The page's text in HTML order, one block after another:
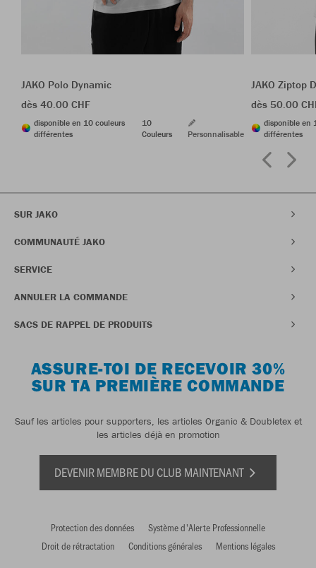
JAKO Polo Dynamic
dès 40.00 CHF
disponible en 10 couleurs
différentes
10
Couleurs
Personnalisable
JAKO Ziptop
dès 50.00
disponible en
différentes
SUR JAKO
COMMUNAUTÉ JAKO
SERVICE
ANNULER LA COMMANDE
SACS DE RAPPEL DE PRODUITS
ASSURE-TOI DE RECEVOIR 30%
SUR TA PREMIÈRE COMMANDE
Sauf les articles pour supporters, les articles Organic & Doubletex et
les articles déjà en promotion
DEVENIR MEMBRE DU CLUB MAINTENANT
Protection des données
Système d'Alerte Professionnelle
Droit de rétractation
Conditions générales Mentions légales